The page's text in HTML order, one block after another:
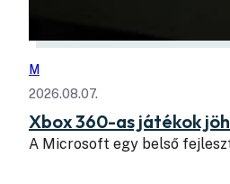
M
2026.08.07.
Xbox 360-as játékok
A Microsoft egy belső